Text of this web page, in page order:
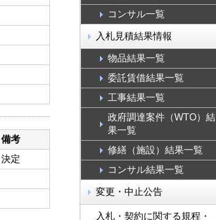
備考
決定
コンサル一覧
入札見積結果情報
物品結果一覧
委託賃借結果一覧
工事結果一覧
政府調達案件（WTO）結
果一覧
修繕（施設）結果一覧
コンサル結果一覧
変更・中止公告
入札・契約に関する規程・